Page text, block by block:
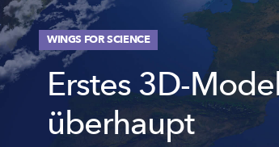
WINGS FOR SCIENCE
Erstes 3D-
überhaupt